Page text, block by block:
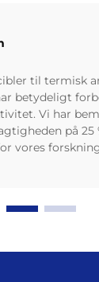
til termisk
betydeligt
Vi har
på 25
vores